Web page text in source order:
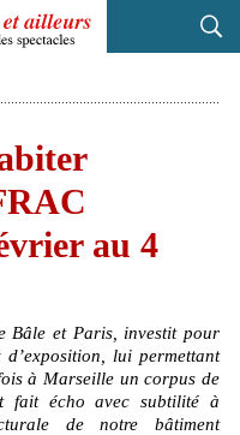
au 4
Bâle et Paris, investit pour
lui permettant
à Marseille un corpus de
fait écho avec subtilité à
de notre bâtiment